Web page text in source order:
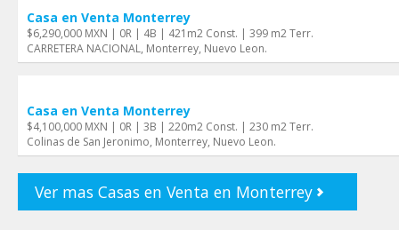
Casa en Venta Monterrey
$6,290,000 MXN | 0R | 4B | 421m2 Const. | 399 m2 Terr.
CARRETERA NACIONAL, Monterrey, Nuevo Leon.
Casa en Venta Monterrey
$4,100,000 MXN | 0R | 3B | 220m2 Const. | 230 m2 Terr.
Colinas de San Jeronimo, Monterrey, Nuevo Leon.
Ver mas Casas en Venta en Monterrey